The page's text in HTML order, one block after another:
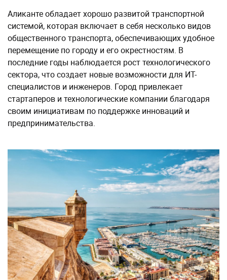
Аликанте обладает хорошо развитой транспортной
системой, которая включает в себя несколько видов
общественного транспорта, обеспечивающих удобное
перемещение по городу и его окрестностям. В
последние годы наблюдается рост технологического
сектора, что создает новые возможности для ИТ-
специалистов и инженеров. Город привлекает
стартаперов и технологические компании благодаря
своим инициативам по поддержке инноваций и
предпринимательства​.